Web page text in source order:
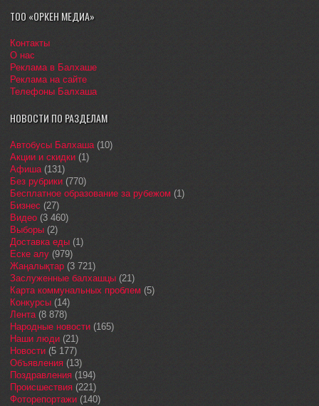
ТОО «ОРКЕН МЕДИА»
Контакты
О нас
Реклама в Балхаше
Реклама на сайте
Телефоны Балхаша
НОВОСТИ ПО РАЗДЕЛАМ
Автобусы Балхаша(10)
Акции и скидки (1)
Афиша(131)
Без рубрики (770)
Бесплатное образование за рубежом (1)
Бизнес (27)
Видео (3 460)
Выборы (2)
Доставка еды (1)
Еске алу (979)
Жаңалықтар (3 721)
Заслуженные балхашцы (21)
Карта коммунальных проблем (5)
Конкурсы (14)
Лента(8 878)
Народные новости (165)
Наши люди (21)
Новости (5 177)
Объявления (13)
Поздравления (194)
Происшествия (221)
Фоторепортажи (140)